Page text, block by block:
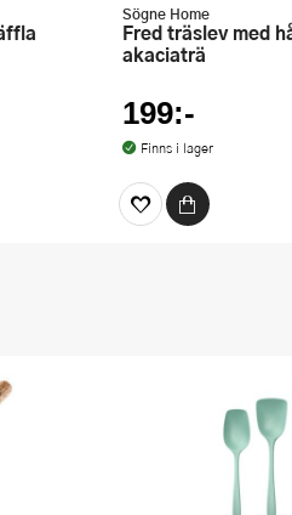
Sögne Home
Fred träslev med hål 28 cm
akaciaträ
199:-
Finns i lager